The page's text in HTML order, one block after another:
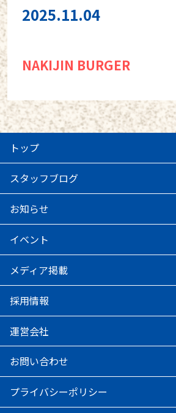
2025.11.04
NAKIJIN BURGER
トップ
スタッフブログ
お知らせ
イベント
メディア掲載
採用情報
運営会社
お問い合わせ
プライバシーポリシー